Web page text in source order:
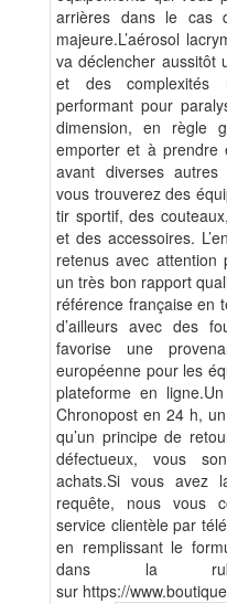
arrières dans le cas
majeure.L’aérosol
va déclencher aussitôt
et des complexités
performant pour
dimension, en règle
emporter et à prendre
avant diverses autres
vous trouverez des
tir sportif, des
et des accessoires.
retenus avec
un très bon rapport
référence française en
d’ailleurs avec des
favorise une
européenne pour les
plateforme en
Chronopost en 24 h,
qu’un principe de
défectueux, vous
achats.Si vous avez
requête, nous vous
service clientèle par
en remplissant le
dans la
sur https://